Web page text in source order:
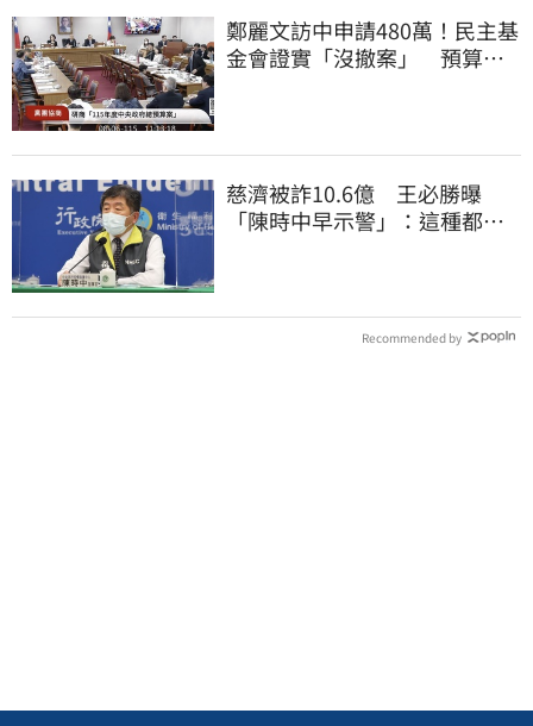
鄭麗文訪中申請480萬！民主基
金會證實「沒撤案」 預算被
慈濟被詐10.6億 王必勝曝
「陳時中早示警」：這種都是
Recommended by